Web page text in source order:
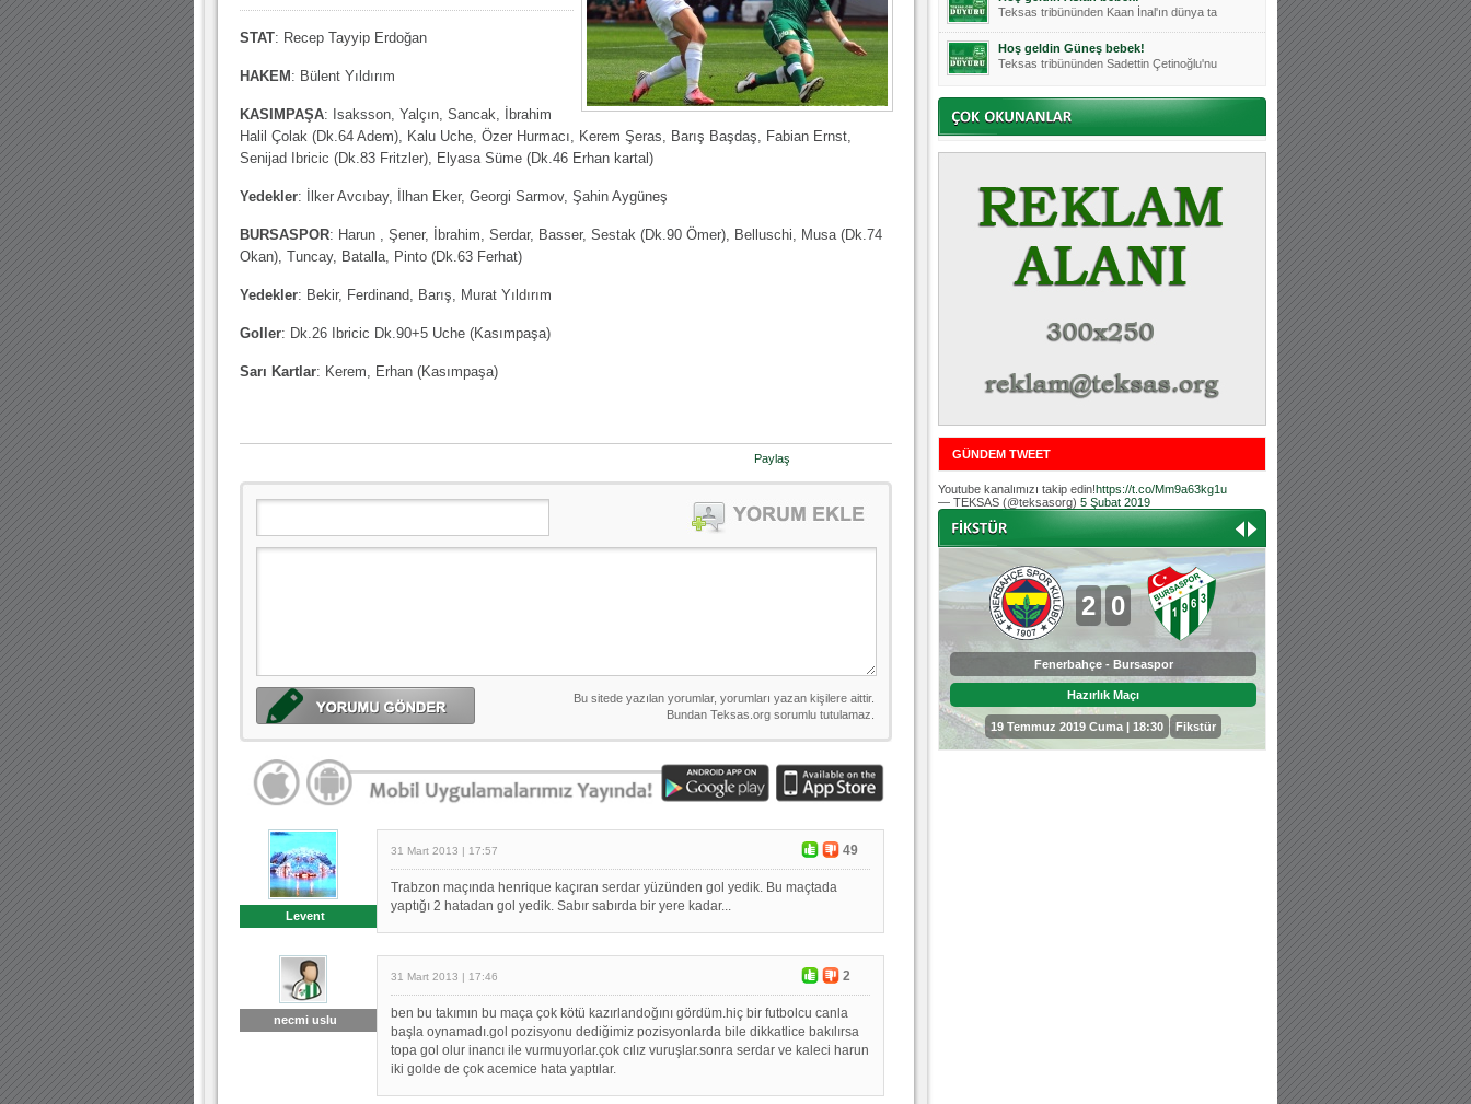
STAT: Recep Tayyip Erdoğan
HAKEM : Bülent Yıldırım
KASIMPAŞA: Isaksson, Yalçın, Sancak, İbrahim
Halil Çolak (Dk.64 Adem), Kalu Uche, Özer Hurmacı, Kerem Şeras, Barış Başdaş, Fabian Ernst,
Senijad Ibricic (Dk.83 Fritzler), Elyasa Süme (Dk.46 Erhan kartal)
Yedekler: İlker Avcıbay, İlhan Eker, Georgi Sarmov, Şahin Aygüneş
BURSASPOR: Harun , Şener, İbrahim, Serdar, Basser, Sestak (Dk.90 Ömer), Belluschi, Musa (Dk.74
Okan), Tuncay, Batalla, Pinto (Dk.63 Ferhat)
Yedekler: Bekir, Ferdinand, Barış, Murat Yıldırım
Goller: Dk.26 Ibricic Dk.90+5 Uche (Kasımpaşa)
Sarı Kartlar: Kerem, Erhan (Kasımpaşa)
Paylaş
Levent
31 Mart 2013 | 17:57 49
Trabzon maçında henrique kaçıran serdar yüzünden gol yedik. Bu maçtada
yaptığı 2 hatadan gol yedik. Sabır sabırda bir yere kadar...
necmi uslu
31 Mart 2013 | 17:46 2
ben bu takımın bu maça çok kötü kazırlandoğını gördüm.hiç bir futbolcu canla
başla oynamadı.gol pozisyonu dediğimiz pozisyonlarda bile dikkatlice bakılırsa
topa gol olur inancı ile vurmuyorlar.çok cılız vuruşlar.sonra serdar ve kaleci harun
iki golde de çok acemice hata yaptılar.
Teksas tribününden Kaan İnal'ın dünya ta
Hoş geldin Güneş bebek!
Teksas tribününden Sadettin Çetinoğlu'nu
Mutluluklar Ceyhun Tetik
Teksas tribünlerinin sevilen isimlerinde
Bursasporumuzun önü açılsın is
Hoş geldin Alaz Bebek!
Teksas.org sistem yöneticisi, ekibimizin
Hoş geldin Göktuğ Bebek!
Teksas.org ekibimizden ve tribünlerimizi
Teksas tribünlerinden Basri İleri'nin dü
Hoş geldin Kerem Bebek!
Tribünlerimizden Mesut Ulusoy'un (Duka)
Hoş geldin Aslan bebek!
Teksas tribününden Kaan İnal'ın dünya ta
Hoş geldin Güneş bebek!
Teksas tribününden Sadettin Çetinoğlu'nu
GÜNDEM TWEET
Youtube kanalımızı takip edin!https://t.co/Mm9a63kg1u
— TEKSAS (@teksasorg) 5 Şubat 2019
1. Lig 32. Hafta
2 0
Fenerbahçe - Bursaspor
Hazırlık Maçı
19 Temmuz 2019 Cuma | 18:30 Fikstür
0 3
Bursaspor - Sepahan
Hazırlık Maçı
25 Temmuz 2019 Perşembe |